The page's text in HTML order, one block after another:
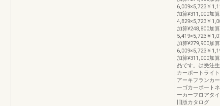
6,009×5,723￥
加算¥311,000加
4,829×5,723￥
加算¥248,800加
5,419×5,723￥
加算¥279,900加
6,009×5,723￥
加算¥311,000加
品です。は受注
カーポートライ
アーキフランカ
ーゴカーポート
ーカーフロアタ
旧版カタログ